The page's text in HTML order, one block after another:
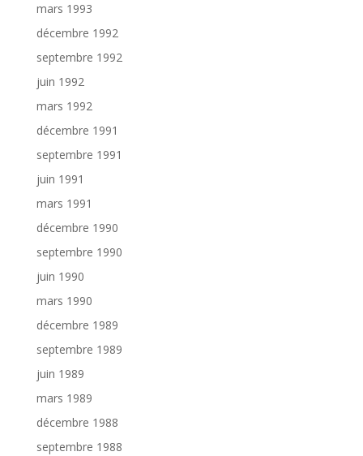
mars 1993
décembre 1992
septembre 1992
juin 1992
mars 1992
décembre 1991
septembre 1991
juin 1991
mars 1991
décembre 1990
septembre 1990
juin 1990
mars 1990
décembre 1989
septembre 1989
juin 1989
mars 1989
décembre 1988
septembre 1988